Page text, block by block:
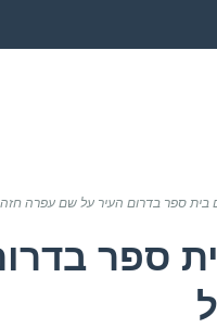
בית ספר בדרום העיר על שם עפרה חזה
ספר